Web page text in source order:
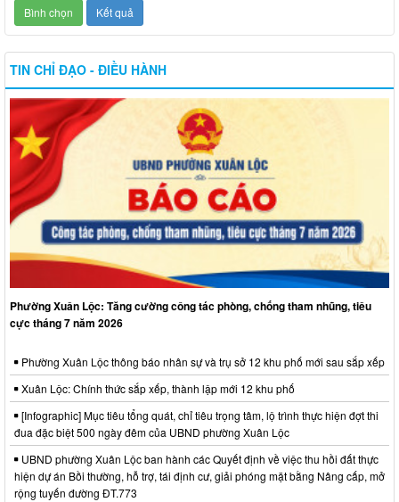
TIN CHỈ ĐẠO - ĐIỀU HÀNH
Phường Xuân Lộc: Tăng cường công tác phòng, chống tham nhũng, tiêu
cực tháng 7 năm 2026
Phường Xuân Lộc thông báo nhân sự và trụ sở 12 khu phố mới sau sắp xếp
Xuân Lộc: Chính thức sắp xếp, thành lập mới 12 khu phố
[Infographic] Mục tiêu tổng quát, chỉ tiêu trọng tâm, lộ trình thực hiện đợt thi
đua đặc biệt 500 ngày đêm của UBND phường Xuân Lộc
UBND phường Xuân Lộc ban hành các Quyết định về việc thu hồi đất thực
hiện dự án Bồi thường, hỗ trợ, tái định cư, giải phóng mặt bằng Nâng cấp, mở
rộng tuyến đường ĐT.773